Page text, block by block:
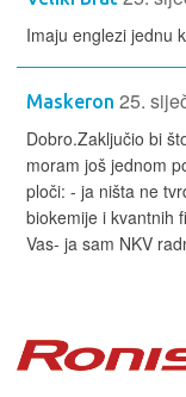
Imaju englezi jednu
Maskeron 25.
Dobro.Zaključio bi
moram još jednom
ploči: - ja ništa ne
biokemije i kvantnih
Vas- ja sam NKV